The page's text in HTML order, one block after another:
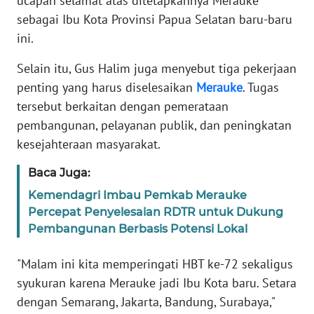
sebagai Ibu Kota Provinsi Papua Selatan baru-baru
ini.
Selain itu, Gus Halim juga menyebut tiga pekerjaan
penting yang harus diselesaikan Merauke. Tugas
tersebut berkaitan dengan pemerataan
pembangunan, pelayanan publik, dan peningkatan
kesejahteraan masyarakat.
Baca Juga:
Kemendagri Imbau Pemkab Merauke
Percepat Penyelesaian RDTR untuk Dukung
Pembangunan Berbasis Potensi Lokal
"Malam ini kita memperingati HBT ke-72 sekaligus
syukuran karena Merauke jadi Ibu Kota baru. Setara
dengan Semarang, Jakarta, Bandung, Surabaya,"
KARIR
DISCLAIMER
News
Regional
WN
WN
JAKARTA
JABAR
WN